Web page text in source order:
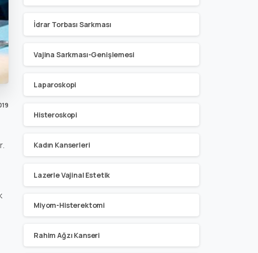
İdrar Torbası Sarkması
Vajina Sarkması-Genişlemesi
Laparoskopi
Histeroskopi
Kadın Kanserleri
Lazerle Vajinal Estetik
Miyom-Histerektomi
Rahim Ağzı Kanseri